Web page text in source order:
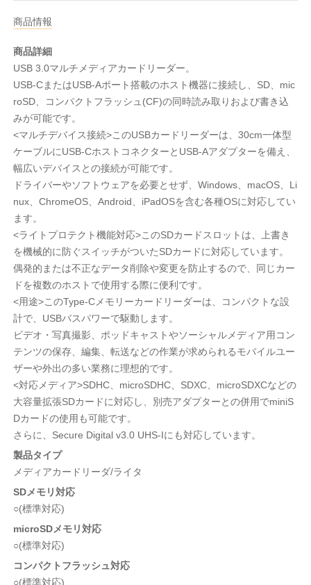
商品情報
商品詳細
USB 3.0マルチメディアカードリーダー。
USB-CまたはUSB-Aポート搭載のホスト機器に接続し、SD、mic
roSD、コンパクトフラッシュ(CF)の同時読み取りおよび書き込
みが可能です。
<マルチデバイス接続>このUSBカードリーダーは、30cm一体型
ケーブルにUSB-CホストコネクターとUSB-Aアダプターを備え、
幅広いデバイスとの接続が可能です。
ドライバーやソフトウェアを必要とせず、Windows、macOS、Li
nux、ChromeOS、Android、iPadOSを含む各種OSに対応してい
ます。
<ライトプロテクト機能対応>このSDカードスロットは、上書き
を機械的に防ぐスイッチがついたSDカードに対応しています。
偶発的または不正なデータ削除や変更を防止するので、同じカー
ドを複数のホストで使用する際に便利です。
<用途>このType-Cメモリーカードリーダーは、コンパクトな設
計で、USBバスパワーで駆動します。
ビデオ・写真撮影、ポッドキャストやソーシャルメディア用コン
テンツの保存、編集、転送などの作業が求められるモバイルユー
ザーや外出の多い業務に理想的です。
<対応メディア>SDHC、microSDHC、SDXC、microSDXCなどの
大容量拡張SDカードに対応し、別売アダプターとの併用でminiS
Dカードの使用も可能です。
さらに、Secure Digital v3.0 UHS-Iにも対応しています。
製品タイプ
メディアカードリーダ/ライタ
SDメモリ対応
○(標準対応)
microSDメモリ対応
○(標準対応)
コンパクトフラッシュ対応
○(標準対応)